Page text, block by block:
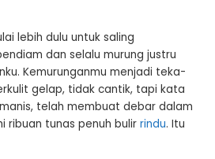
lebih dulu untuk saling
dan selalu murung justru
Kemurunganmu menjadi teka-
gelap, tidak cantik, tapi kata
telah membuat debar dalam
ribuan tunas penuh bulir rindu. Itu